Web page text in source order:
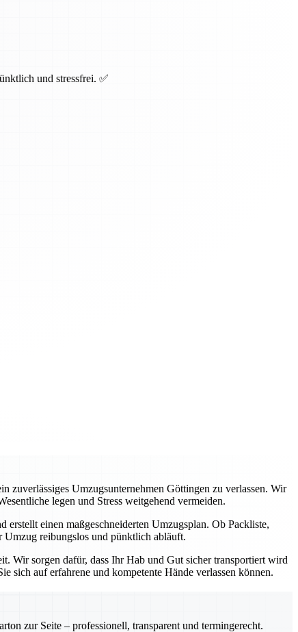
und stressfrei. ✅
Umzugsunternehmen Göttingen zu verlassen. Wir
legen und Stress weitgehend vermeiden.
einen maßgeschneiderten Umzugsplan. Ob Packliste,
Umzug reibungslos und pünktlich abläuft.
Wir sorgen dafür, dass Ihr Hab und Gut sicher transportiert wird
sich auf erfahrene und kompetente Hände verlassen können.
zur Seite – professionell, transparent und termingerecht.